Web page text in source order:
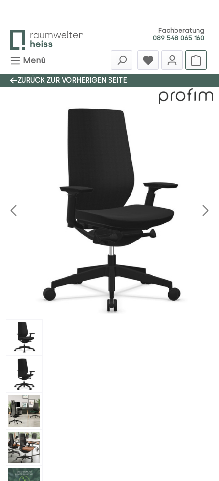
Fachberatung
089 548 065 160
Menü
ZURÜCK ZUR VORHERIGEN SEITE
Bildergalerie überspringen